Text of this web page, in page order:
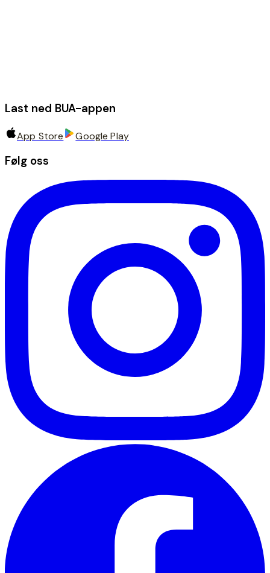
Last ned BUA-appen
App Store Google Play
Følg oss